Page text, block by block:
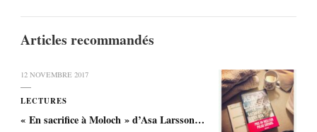
Articles recommandés
12 NOVEMBRE 2017
LECTURES
« En sacrifice à Moloch » d’Asa Larsson…